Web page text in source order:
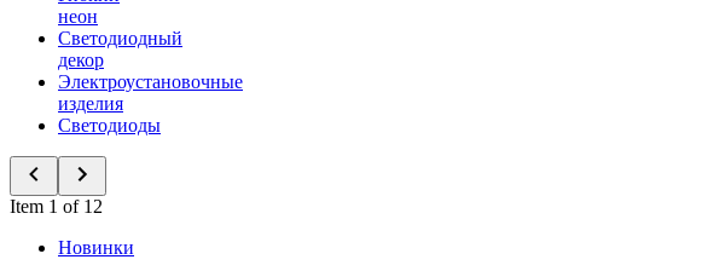
неон
Светодиодный
декор
Электроустановочные
изделия
Светодиоды
Item 1 of 12
Новинки